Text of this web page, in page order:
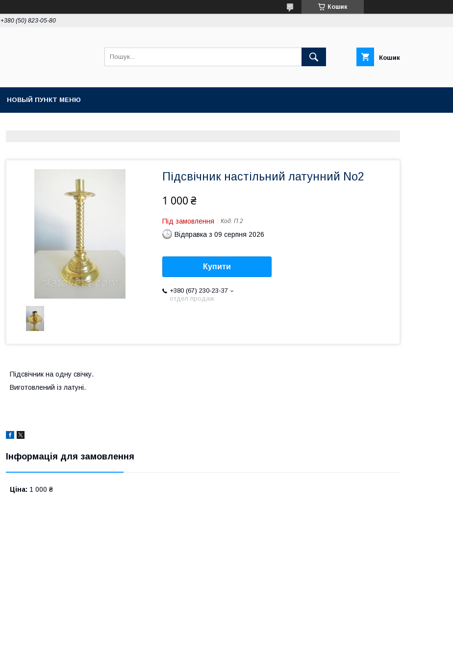
Кошик
+380 (50) 823-05-80
Кошик
НОВЫЙ ПУНКТ МЕНЮ
Підсвічник настільний латунний No2
1 000 ₴
Під замовлення Код: П 2
Відправка з 09 серпня 2026
Купити
+380 (67) 230-23-37
отдел продаж
Підсвічник на одну свічку.
Виготовлений із латуні.
Інформація для замовлення
Ціна: 1 000 ₴